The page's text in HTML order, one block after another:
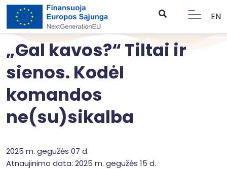
EN
„Gal kavos?“ Tiltai ir
sienos. Kodėl
komandos
ne(su)sikalba
2025 m. gegužės 07 d.
Atnaujinimo data: 2025 m. gegužės 15 d.